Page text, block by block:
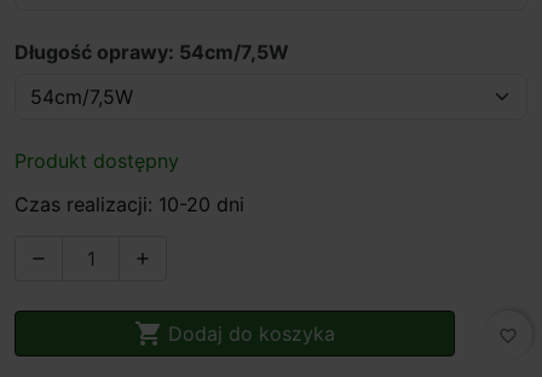
Długość oprawy: 54cm/7,5W
Produkt dostępny
Czas realizacji: 10-20 dni
 
 Dodaj do koszyka favorite_border